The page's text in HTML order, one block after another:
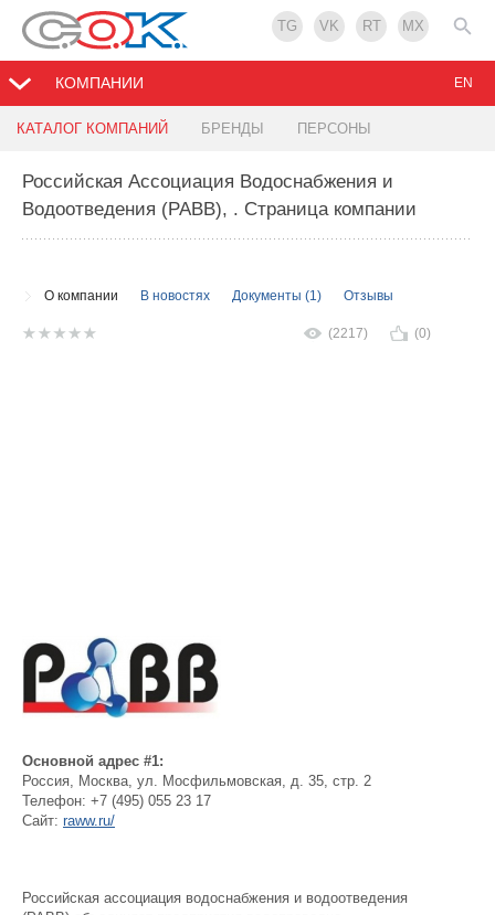
TG VK RT MX
КОМПАНИИ
КАТАЛОГ КОМПАНИЙ БРЕНДЫ ПЕРСОНЫ
EN
Российская Ассоциация Водоснабжения и
Водоотведения (РАВВ), . Страница компании
О компании В новостях Документы (1) Отзывы
(2217) (0)
Основной адрес #1:
Россия, Москва, ул. Мосфильмовская, д. 35, стр. 2
Телефон: +7 (495) 055 23 17
Сайт: raww.ru/
Российская ассоциация водоснабжения и водоотведения